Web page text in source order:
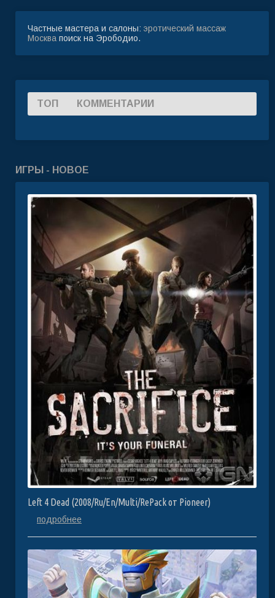
Частные мастера и салоны: эротический массаж
Москва поиск на Эрободио.
ТОП КОММЕНТАРИИ
ИГРЫ - НОВОЕ
Left 4 Dead (2008/Ru/En/Multi/RePack от Pioneer)
подробнее